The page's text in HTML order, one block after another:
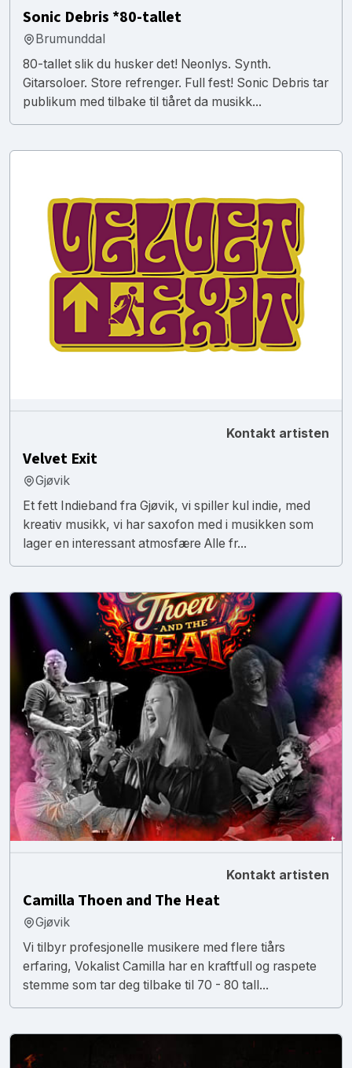
Sonic Debris *80-tallet
Brumunddal
80-tallet slik du husker det! Neonlys. Synth.
Gitarsoloer. Store refrenger. Full fest! Sonic Debris tar
publikum med tilbake til tiåret da musikk...
Kontakt artisten
Velvet Exit
Gjøvik
Et fett Indieband fra Gjøvik, vi spiller kul indie, med
kreativ musikk, vi har saxofon med i musikken som
lager en interessant atmosfære Alle fr...
Kontakt artisten
Camilla Thoen and The Heat
Gjøvik
Vi tilbyr profesjonelle musikere med flere tiårs
erfaring, Vokalist Camilla har en kraftfull og raspete
stemme som tar deg tilbake til 70 - 80 tall...